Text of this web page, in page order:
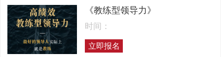
《教练型领导力》
时间：
立即报名